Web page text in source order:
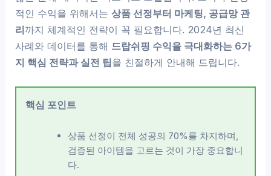
적인 수익을 위해서는상품 선정부터 마케팅, 공급망 관
리까지 체계적인 전략이 꼭 필요합니다. 2024년 최신
사례와 데이터를 통해 드랍쉬핑 수익을 극대화하는 6가
지 핵심 전략과 실전 팁을 친절하게 안내해 드립니다.
핵심 포인트
상품 선정이 전체 성공의 70%를 차지하며,
검증된 아이템을 고르는 것이 가장 중요합니
다.